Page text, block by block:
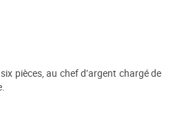
pièces, au chef d’argent chargé de